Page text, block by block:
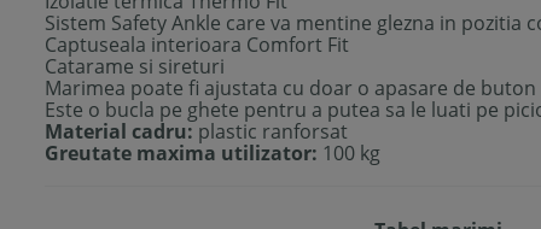
Sistem Safety Ankle care va mentine glezna in pozitia
Captuseala interioara Comfort Fit
Catarame si sireturi
Marimea poate fi ajustata cu doar o apasare de buton
Este o bucla pe ghete pentru a putea sa le luati pe
Material cadru: plastic ranforsat
Greutate maxima utilizator: 100 kg